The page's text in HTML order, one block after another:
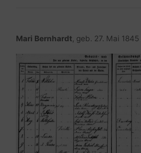
Mari Bernhardt, geb. 27. Mai